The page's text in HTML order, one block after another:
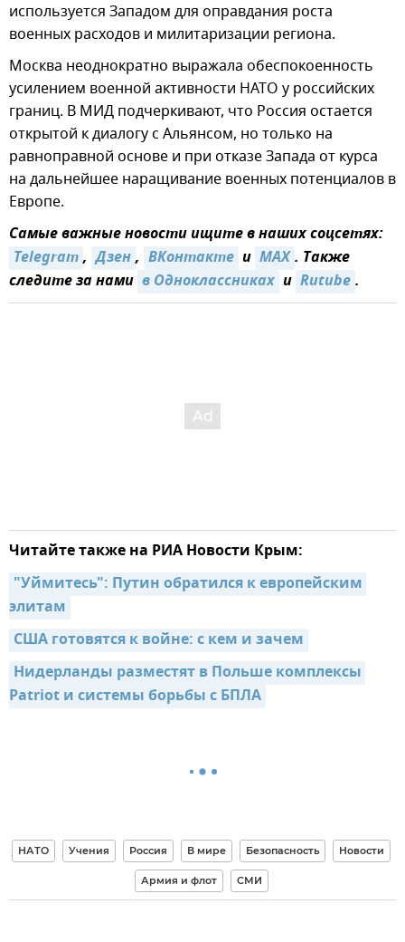
используется Западом для оправдания роста
военных расходов и милитаризации региона.
Москва неоднократно выражала обеспокоенность
усилением военной активности НАТО у российских
границ. В МИД подчеркивают, что Россия остается
открытой к диалогу с Альянсом, но только на
равноправной основе и при отказе Запада от курса
на дальнейшее наращивание военных потенциалов в
Европе.
Самые важные новости ищите в наших соцсетях:
Telegram, Дзен, ВКонтакте и MAX. Также
следите за нами в Одноклассниках и Rutube.
Читайте также на РИА Новости Крым:
"Уймитесь": Путин обратился к европейским
элитам
США готовятся к войне: с кем и зачем
Нидерланды разместят в Польше комплексы
Patriot и системы борьбы с БПЛА
НАТО Учения Россия В мире Безопасность Новости
Армия и флот СМИ